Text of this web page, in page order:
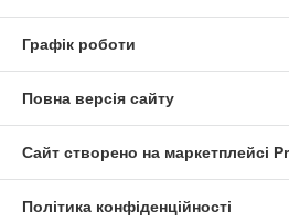
Графік роботи
Повна версія сайту
Сайт створено на маркетплейсі
Політика конфіденційності